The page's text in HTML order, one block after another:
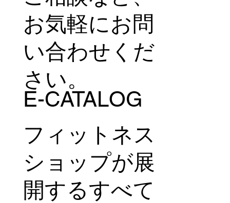
お気軽にお問
い合わせくだ
さい。
E-CATALOG
フィットネス
ショップが展
開するすべて